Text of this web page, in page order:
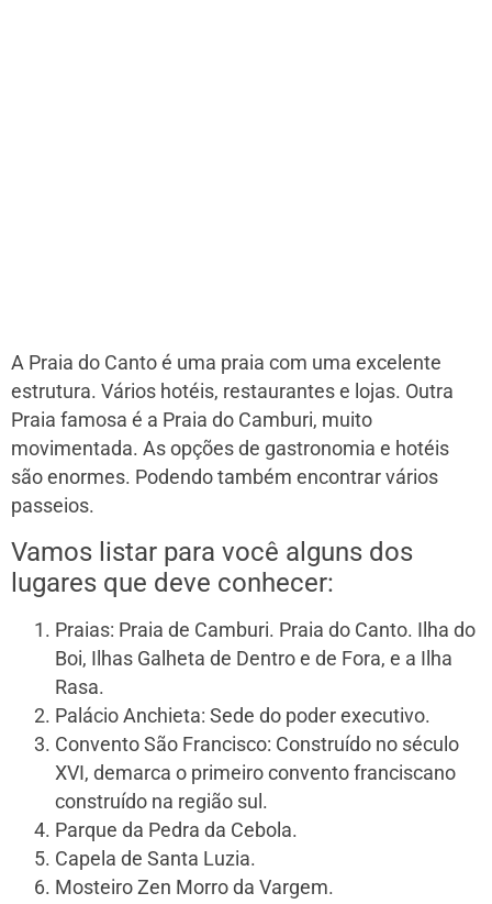
A Praia do Canto é uma praia com uma excelente
estrutura. Vários hotéis, restaurantes e lojas. Outra
Praia famosa é a Praia do Camburi, muito
movimentada. As opções de gastronomia e hotéis
são enormes. Podendo também encontrar vários
passeios.
Vamos listar para você alguns dos
lugares que deve conhecer:
Praias: Praia de Camburi. Praia do Canto. Ilha do
Boi, Ilhas Galheta de Dentro e de Fora, e a Ilha
Rasa.
Palácio Anchieta: Sede do poder executivo.
Convento São Francisco: Construído no século
XVI, demarca o primeiro convento franciscano
construído na região sul.
Parque da Pedra da Cebola.
Capela de Santa Luzia.
Mosteiro Zen Morro da Vargem.